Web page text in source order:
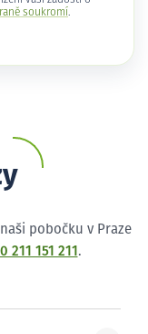
soukromí .
pobočku v Praze
211 151 211 .